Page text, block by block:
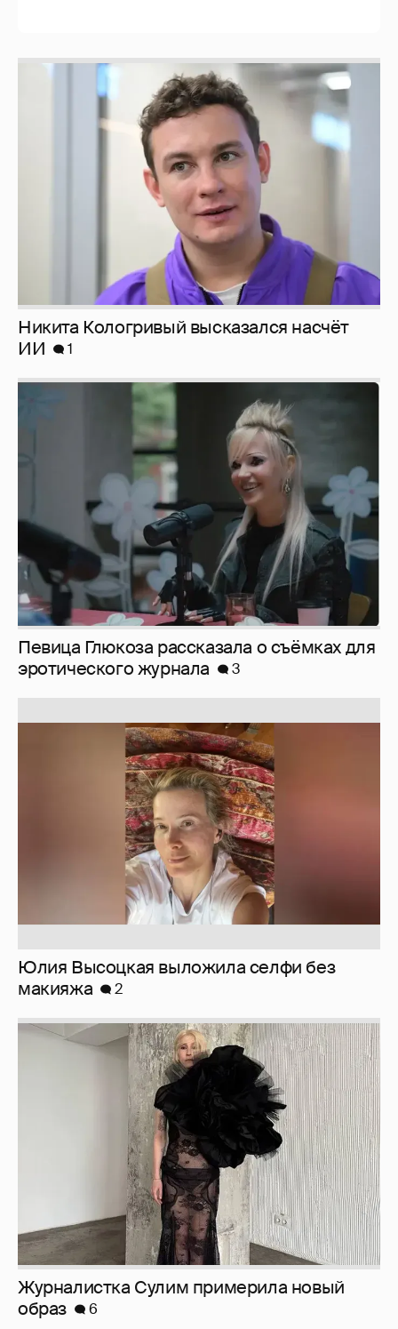
Никита Кологривый высказался насчёт
Певица Глюкоза рассказала о съёмках для
эротического журнала
3
Юлия Высоцкая выложила селфи без
Журналистка Сулим примерила новый